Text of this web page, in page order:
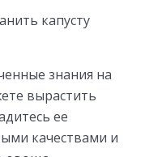
капусту
знания на
вырастить
ее
качествами и